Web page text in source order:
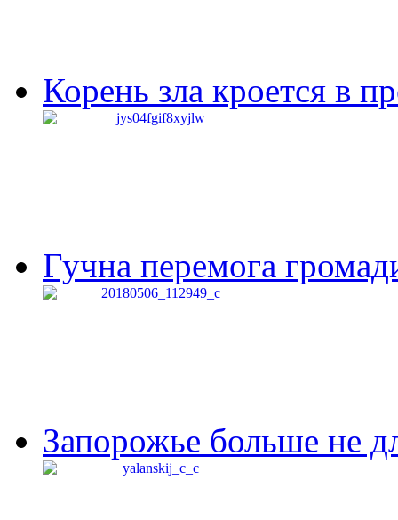
Корень зла кроется в
Гучна перемога
Запорожье больше не